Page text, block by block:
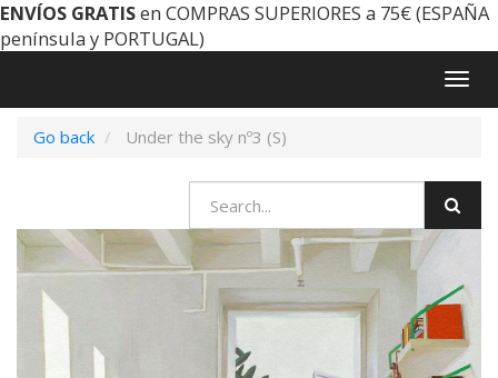
ENVÍOS GRATISen COMPRAS SUPERIORES a 75€ (ESPAÑA
península y PORTUGAL)
Go back
Under the sky nº3 (S)